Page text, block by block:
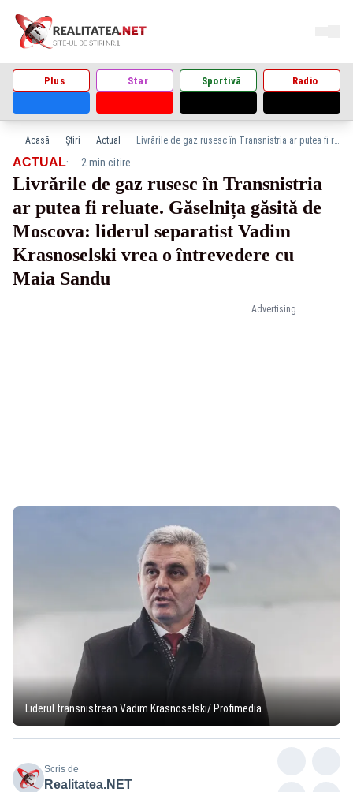
Plus Star Sportivă Radio
Acasă Știri Actual Livrările de gaz rusesc în Transnistria ar putea fi reluate. Găselnița găsită de Moscova: liderul separatist Vadim Krasnoselski vrea o întrevedere cu Maia Sandu
Advertising
ACTUAL· 2 min citire
Livrările de gaz rusesc în Transnistria
ar putea fi reluate. Găselnița găsită de
Moscova: liderul separatist Vadim
Krasnoselski vrea o întrevedere cu
Maia Sandu
Liderul transnistrean Vadim Krasnoselski/ Profimedia
Scris de
Realitatea.NET